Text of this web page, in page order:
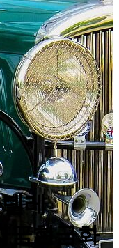
레
금현금화